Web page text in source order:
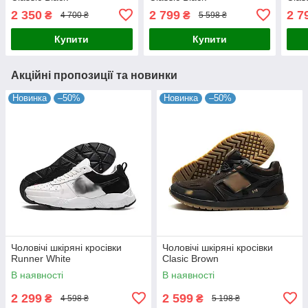
2 350 ₴ 4 700 ₴
Купити
2 799₴ 5 598 ₴
Купити
2
Акційні пропозиції та новинки
Новинка –50%
Чоловічі шкіряні кросівки
Runner White
В наявності
2 299 ₴ 4 598 ₴
Новинка –50%
Чоловічі шкіряні кросівки
Clasic Brown
В наявності
2 599 ₴ 5 198 ₴